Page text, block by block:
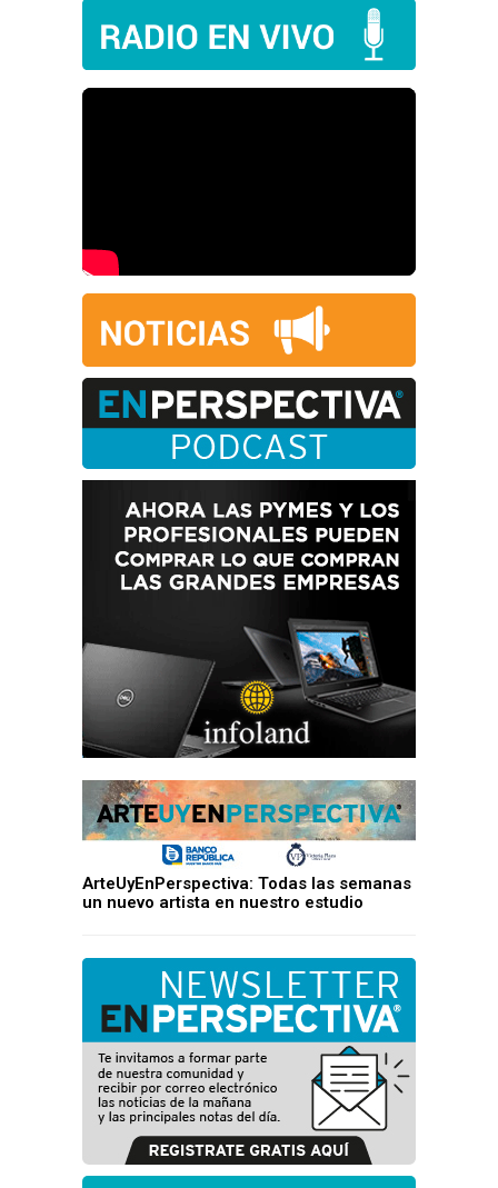
ArteUyEnPerspectiva: Todas las semanas
un nuevo artista en nuestro estudio